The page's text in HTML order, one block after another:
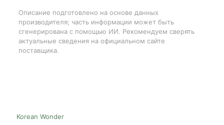
Описание подготовлено на основе данных
производителя; часть информации может быть
сгенерирована с помощью ИИ. Рекомендуем сверять
актуальные сведения на официальном сайте
поставщика.
Korean Wonder